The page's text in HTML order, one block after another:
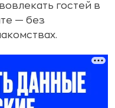
гостей в
— без